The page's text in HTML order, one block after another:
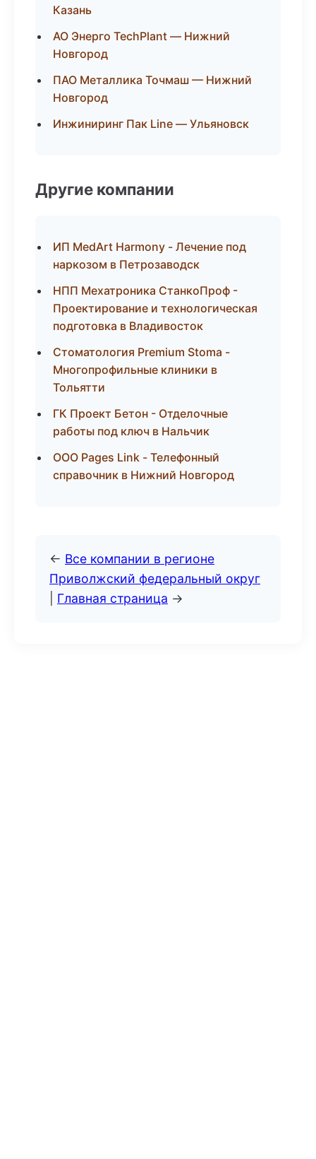
Казань
АО Энерго TechPlant — Нижний
Новгород
ПАО Металлика Точмаш — Нижний
Новгород
Инжиниринг Пак Line — Ульяновск
Другие компании
ИП MedArt Harmony - Лечение под
наркозом в Петрозаводск
НПП Мехатроника СтанкоПроф -
Проектирование и технологическая
подготовка в Владивосток
Стоматология Premium Stoma -
Многопрофильные клиники в
Тольятти
ГК Проект Бетон - Отделочные
работы под ключ в Нальчик
ООО Pages Link - Телефонный
справочник в Нижний Новгород
← Все компании в регионе
Приволжский федеральный округ
Главная страница →